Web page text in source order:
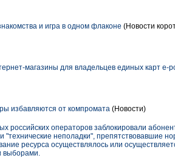
и игра в одном флаконе (Новости
магазины для владельцев единых карт e-
избавляются от компромата (Новости)
российских операторов заблокировали
"технические неполадки", препятствовавшие
ресурса осуществлялось или
выборами.